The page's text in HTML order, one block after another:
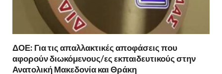
ΔΟΕ: Για τις απαλλακτικές αποφάσεις που
αφορούν διωκόμενους/ες εκπαιδευτικούς στην
Ανατολική Μακεδονία και Θράκη